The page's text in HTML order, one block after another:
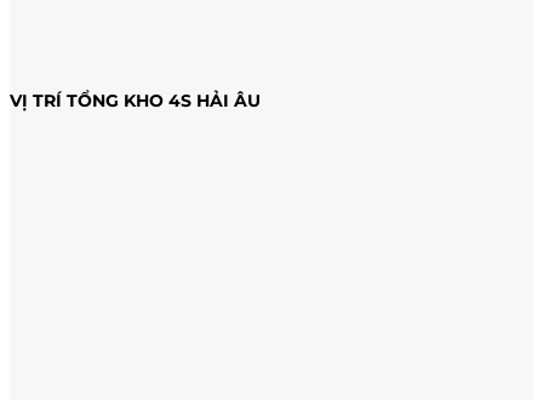
VỊ TRÍ TỔNG KHO 4S HẢI ÂU